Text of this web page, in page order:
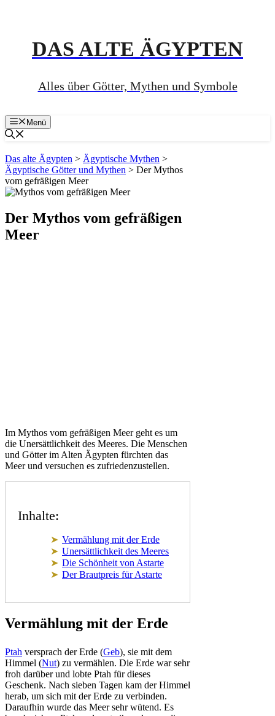
DAS ALTE ÄGYPTEN
Alles über Götter, Mythen und Symbole
Menü
Das alte Ägypten > Ägyptische Mythen >
Ägyptische Götter und Mythen > Der Mythos
vom gefräßigen Meer
Der Mythos vom gefräßigen
Meer
Im Mythos vom gefräßigen Meer geht es um
die Unersättlichkeit des Meeres. Die Menschen
und Götter im Alten Ägypten fürchten das
Meer und versuchen es zufriedenzustellen.
Inhalte:
Vermählung mit der Erde
Unersättlichkeit des Meeres
Die Schönheit von Astarte
Der Brautpreis für Astarte
Vermählung mit der Erde
Ptah versprach der Erde (Geb), sie mit dem
Himmel (Nut) zu vermählen. Die Erde war sehr
froh darüber und lobte Ptah für dieses
Geschenk. Nach sieben Tagen kam der Himmel
herab, um sich mit der Erde zu verbinden.
Daraufhin wurde das Meer sehr wütend. Es